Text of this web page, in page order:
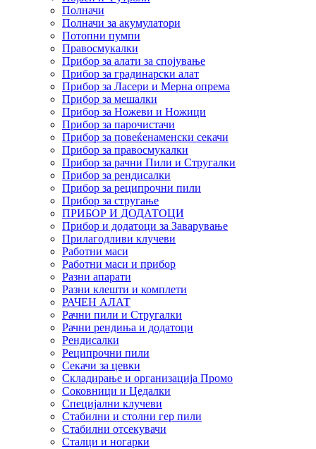
Полначи
Полначи за акумулатори
Потопни пумпи
Правосмукалки
Прибор за алати за спојување
Прибор за градинарски алат
Прибор за Ласери и Мерна опрема
Прибор за мешалки
Прибор за Ножеви и Ножици
Прибор за парочистачи
Прибор за повеќенаменски секачи
Прибор за правосмукалки
Прибор за рачни Пили и Стругалки
Прибор за рендисалки
Прибор за реципрочни пили
Прибор за стругање
ПРИБОР И ДОДАТОЦИ
Прибор и додатоци за Заварување
Прилагодливи клучеви
Работни маси
Работни маси и прибор
Разни апарати
Разни клешти и комплети
РАЧЕН АЛАТ
Рачни пили и Стругалки
Рачни рендиња и додатоци
Рендисалки
Реципрочни пили
Секачи за цевки
Складирање и организација Промо
Соковници и Цедалки
Специјални клучеви
Стабилни и столни гер пили
Стабилни отсекувачи
Сталци и ногарки